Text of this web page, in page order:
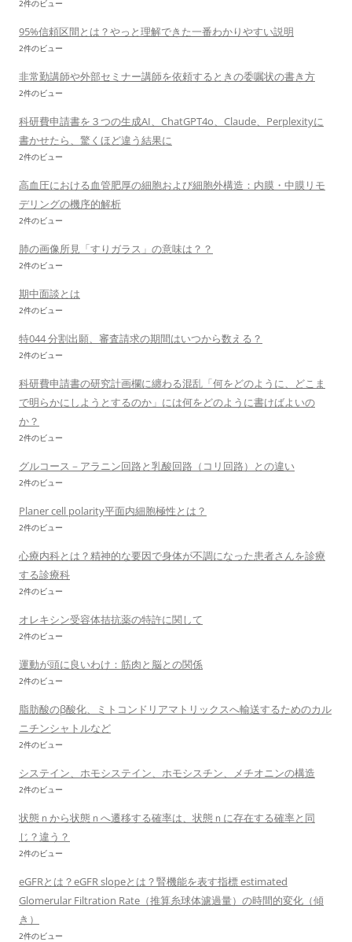
2件のビュー
95%信頼区間とは？やっと理解できた一番わかりやすい説明
2件のビュー
非常勤講師や外部セミナー講師を依頼するときの委嘱状の書き方
2件のビュー
科研費申請書を３つの生成AI、ChatGPT4o、Claude、Perplexityに
書かせたら、驚くほど違う結果に
2件のビュー
高血圧における血管肥厚の細胞および細胞外構造：内膜・中膜リモ
デリングの機序的解析
2件のビュー
肺の画像所見「すりガラス」の意味は？？
2件のビュー
期中面談とは
2件のビュー
特044 分割出願、審査請求の期間はいつから数える？
2件のビュー
科研費申請書の研究計画欄に纏わる混乱「何をどのように、どこま
で明らかにしようとするのか」には何をどのように書けばよいの
か？
2件のビュー
グルコース－アラニン回路と乳酸回路（コリ回路）との違い
2件のビュー
Planer cell polarity平面内細胞極性とは？
2件のビュー
心療内科とは？精神的な要因で身体が不調になった患者さんを診療
する診療科
2件のビュー
オレキシン受容体拮抗薬の特許に関して
2件のビュー
運動が頭に良いわけ：筋肉と脳との関係
2件のビュー
脂肪酸のβ酸化、ミトコンドリアマトリックスへ輸送するためのカル
ニチンシャトルなど
2件のビュー
システイン、ホモシステイン、ホモシスチン、メチオニンの構造
2件のビュー
状態ｎから状態ｎへ遷移する確率は、状態ｎに存在する確率と同
じ？違う？
2件のビュー
eGFRとは？eGFR slopeとは？腎機能を表す指標 estimated
Glomerular Filtration Rate（推算糸球体濾過量）の時間的変化（傾
き）
2件のビュー